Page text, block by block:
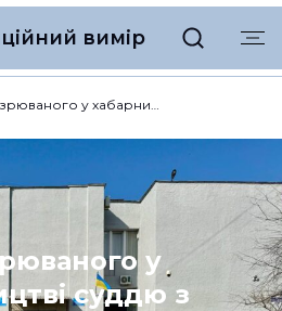
вимір
Підозрюваного у хабарництві суддю з Одещини збираються звільнити — він проти
у
суддю з